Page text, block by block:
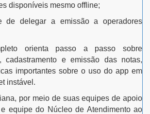
disponíveis mesmo offline;
de delegar a emissão a operadores
orienta passo a passo sobre
cadastramento e emissão das notas,
importantes sobre o uso do app em
instável.
por meio de suas equipes de apoio
equipe do Núcleo de Atendimento ao